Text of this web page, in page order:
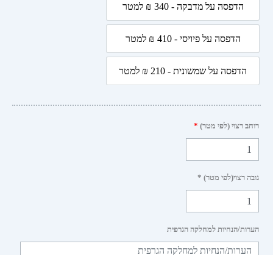
הדפסה על מדבקה - 340 ₪ למטר
הדפסה על מדבקה - 340 ₪ למטר
הדפסה על פיויסי - 410 ₪ למטר
הדפסה על שמשונית - 210 ₪ למטר
רצוי (לפי מטר)*
רצוי(לפי מטר) *
הנחיות למחלקה הגרפית